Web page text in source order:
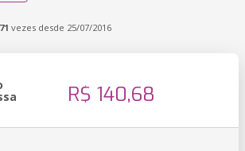
vezes desde 25/07/2016
R$ 140,68